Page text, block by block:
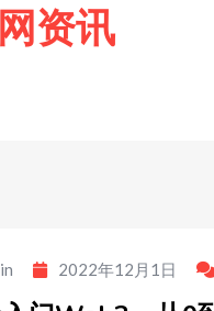
资讯
2022年12月1日